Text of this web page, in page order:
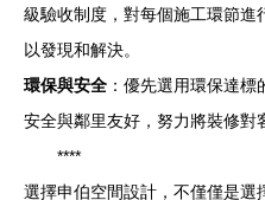
級驗收制度，對每個施工環節
以發現和解決。
環保與安全 ：優先選用環保達
安全與鄰里友好，努力將裝修對
****
選擇申伯空間設計，不僅僅是